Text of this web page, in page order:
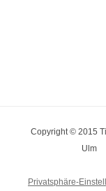
Copyright © 2015
Ulm
Privatsphäre-